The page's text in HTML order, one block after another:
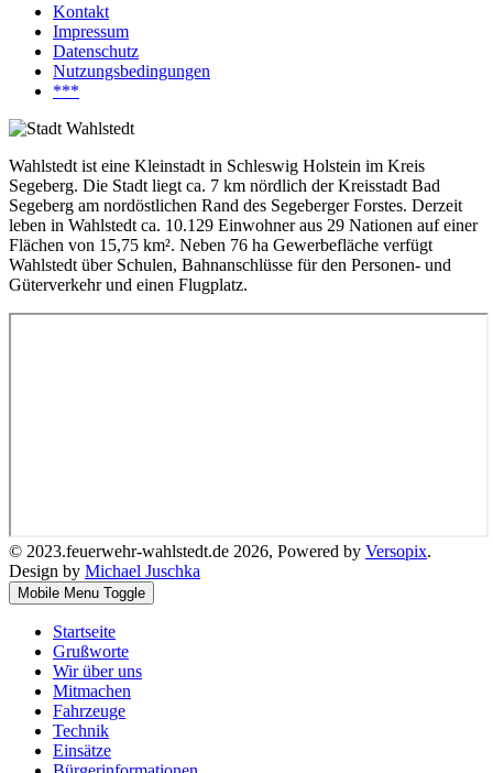
Kontakt
Impressum
Datenschutz
Nutzungsbedingungen
***
Wahlstedt ist eine Kleinstadt in Schleswig Holstein im Kreis
Segeberg. Die Stadt liegt ca. 7 km nördlich der Kreisstadt Bad
Segeberg am nordöstlichen Rand des Segeberger Forstes. Derzeit
leben in Wahlstedt ca. 10.129 Einwohner aus 29 Nationen auf einer
Flächen von 15,75 km². Neben 76 ha Gewerbefläche verfügt
Wahlstedt über Schulen, Bahnanschlüsse für den Personen- und
Güterverkehr und einen Flugplatz.
© 2023.feuerwehr-wahlstedt.de 2026, Powered by Versopix.
Design by Michael Juschka
Mobile Menu Toggle
Startseite
Grußworte
Wir über uns
Mitmachen
Fahrzeuge
Technik
Einsätze